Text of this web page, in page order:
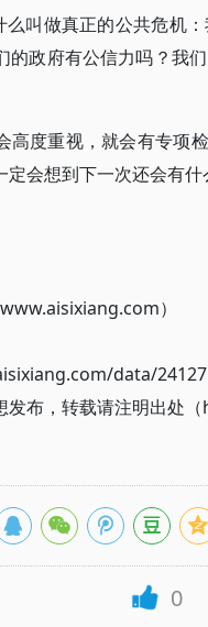
么叫做真正的公共危机
的政府有公信力吗？我
高度重视，就会有专项
会想到下一次还会有什
）
data/
发布，转载请注明出处
0